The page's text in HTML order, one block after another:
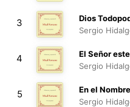
00:44
3
Dios
Sergio
00:32
4
El Señor
Sergio
02:38
5
En el
Sergio